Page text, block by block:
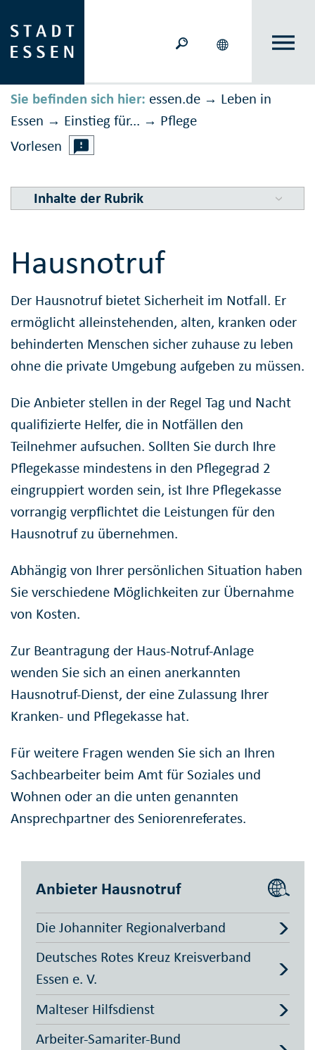
Sie befinden sich hier: essen.de → Leben in
Essen → Einstieg für... → Pflege
Vorlesen
Inhalte der Rubrik
Hausnotruf
Der Hausnotruf bietet Sicherheit im Notfall. Er
ermöglicht alleinstehenden, alten, kranken oder
behinderten Menschen sicher zuhause zu leben
ohne die private Umgebung aufgeben zu müssen.
Die Anbieter stellen in der Regel Tag und Nacht
qualifizierte Helfer, die in Notfällen den
Teilnehmer aufsuchen. Sollten Sie durch Ihre
Pflegekasse mindestens in den Pflegegrad 2
eingruppiert worden sein, ist Ihre Pflegekasse
vorrangig verpflichtet die Leistungen für den
Hausnotruf zu übernehmen.
Abhängig von Ihrer persönlichen Situation haben
Sie verschiedene Möglichkeiten zur Übernahme
von Kosten.
Zur Beantragung der Haus-Notruf-Anlage
wenden Sie sich an einen anerkannten
Hausnotruf-Dienst, der eine Zulassung Ihrer
Kranken- und Pflegekasse hat.
Für weitere Fragen wenden Sie sich an Ihren
Sachbearbeiter beim Amt für Soziales und
Wohnen oder an die unten genannten
Ansprechpartner des Seniorenreferates.
Anbieter Hausnotruf
Die Johanniter Regionalverband
Deutsches Rotes Kreuz Kreisverband
Essen e. V.
Malteser Hilfsdienst
Arbeiter-Samariter-Bund